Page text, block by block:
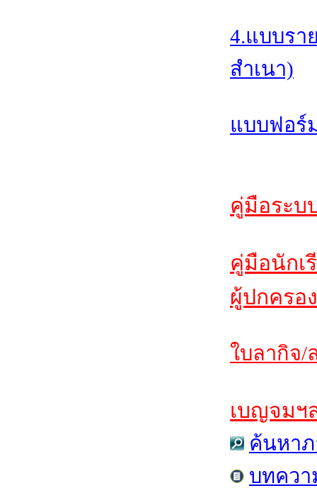
4.แบบรา
สำเนา)
แบบฟอร์
คู่มือระบ
คู่มือนักเ
ผู้ปกครอ
ใบลากิจ/
เบญจมฯ
ค้นหาภ
บทควา